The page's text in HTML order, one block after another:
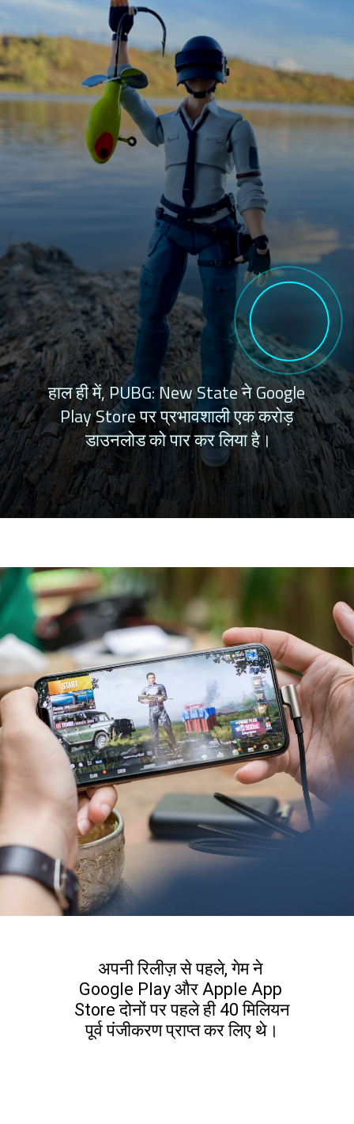
हाल ही में, PUBG: New State ने Google
Play Store पर प्रभावशाली एक करोड़
डाउनलोड को पार कर लिया है।
अपनी रिलीज़ से पहले, गेम ने
Google Play और Apple App
Store दोनों पर पहले ही 40 मिलियन
पूर्व पंजीकरण प्राप्त कर लिए थे।